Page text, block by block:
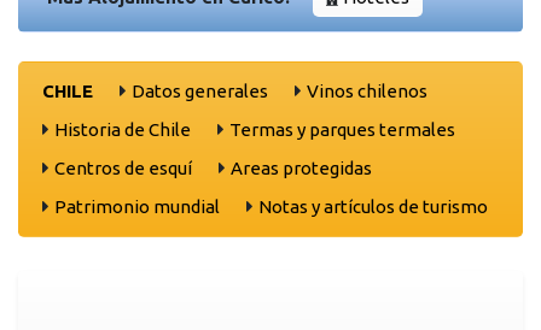
CHILE Datos generales
Vinos chilenos
Historia de Chile
Termas y parques termales
Centros de esquí
Areas protegidas
Patrimonio mundial
Notas y artículos de turismo